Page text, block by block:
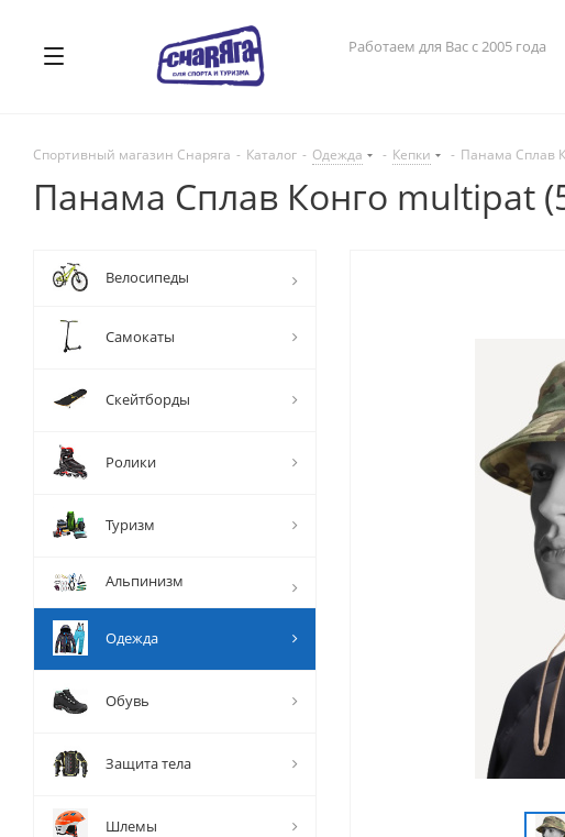
Работаем для Вас с 2005 года
Спортивный магазин Снаряга - Каталог - Одежда - Кепки - Панама Сплав
Панама Сплав Конго multipat
Велосипеды
Самокаты
Скейтборды
Ролики
Туризм
Альпинизм
Одежда
Обувь
Защита тела
Шлемы